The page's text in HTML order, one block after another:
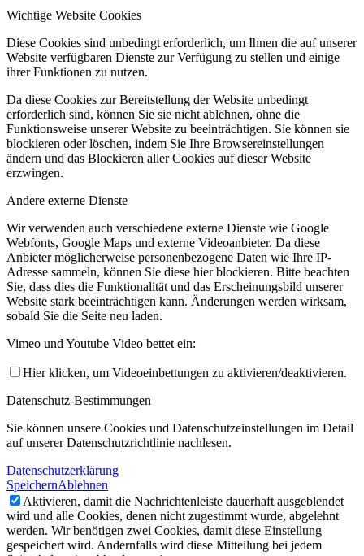
Wichtige Website Cookies
Diese Cookies sind unbedingt erforderlich, um Ihnen die auf unserer
Website verfügbaren Dienste zur Verfügung zu stellen und einige
ihrer Funktionen zu nutzen.
Da diese Cookies zur Bereitstellung der Website unbedingt
erforderlich sind, können Sie sie nicht ablehnen, ohne die
Funktionsweise unserer Website zu beeinträchtigen. Sie können sie
blockieren oder löschen, indem Sie Ihre Browsereinstellungen
ändern und das Blockieren aller Cookies auf dieser Website
erzwingen.
Andere externe Dienste
Wir verwenden auch verschiedene externe Dienste wie Google
Webfonts, Google Maps und externe Videoanbieter. Da diese
Anbieter möglicherweise personenbezogene Daten wie Ihre IP-
Adresse sammeln, können Sie diese hier blockieren. Bitte beachten
Sie, dass dies die Funktionalität und das Erscheinungsbild unserer
Website stark beeinträchtigen kann. Änderungen werden wirksam,
sobald Sie die Seite neu laden.
Vimeo und Youtube Video bettet ein:
Hier klicken, um Videoeinbettungen zu aktivieren/deaktivieren.
Datenschutz-Bestimmungen
Sie können unsere Cookies und Datenschutzeinstellungen im Detail
auf unserer Datenschutzrichtlinie nachlesen.
Datenschutzerklärung
SpeichernAblehnen
Aktivieren, damit die Nachrichtenleiste dauerhaft ausgeblendet
wird und alle Cookies, denen nicht zugestimmt wurde, abgelehnt
werden. Wir benötigen zwei Cookies, damit diese Einstellung
gespeichert wird. Andernfalls wird diese Mitteilung bei jedem